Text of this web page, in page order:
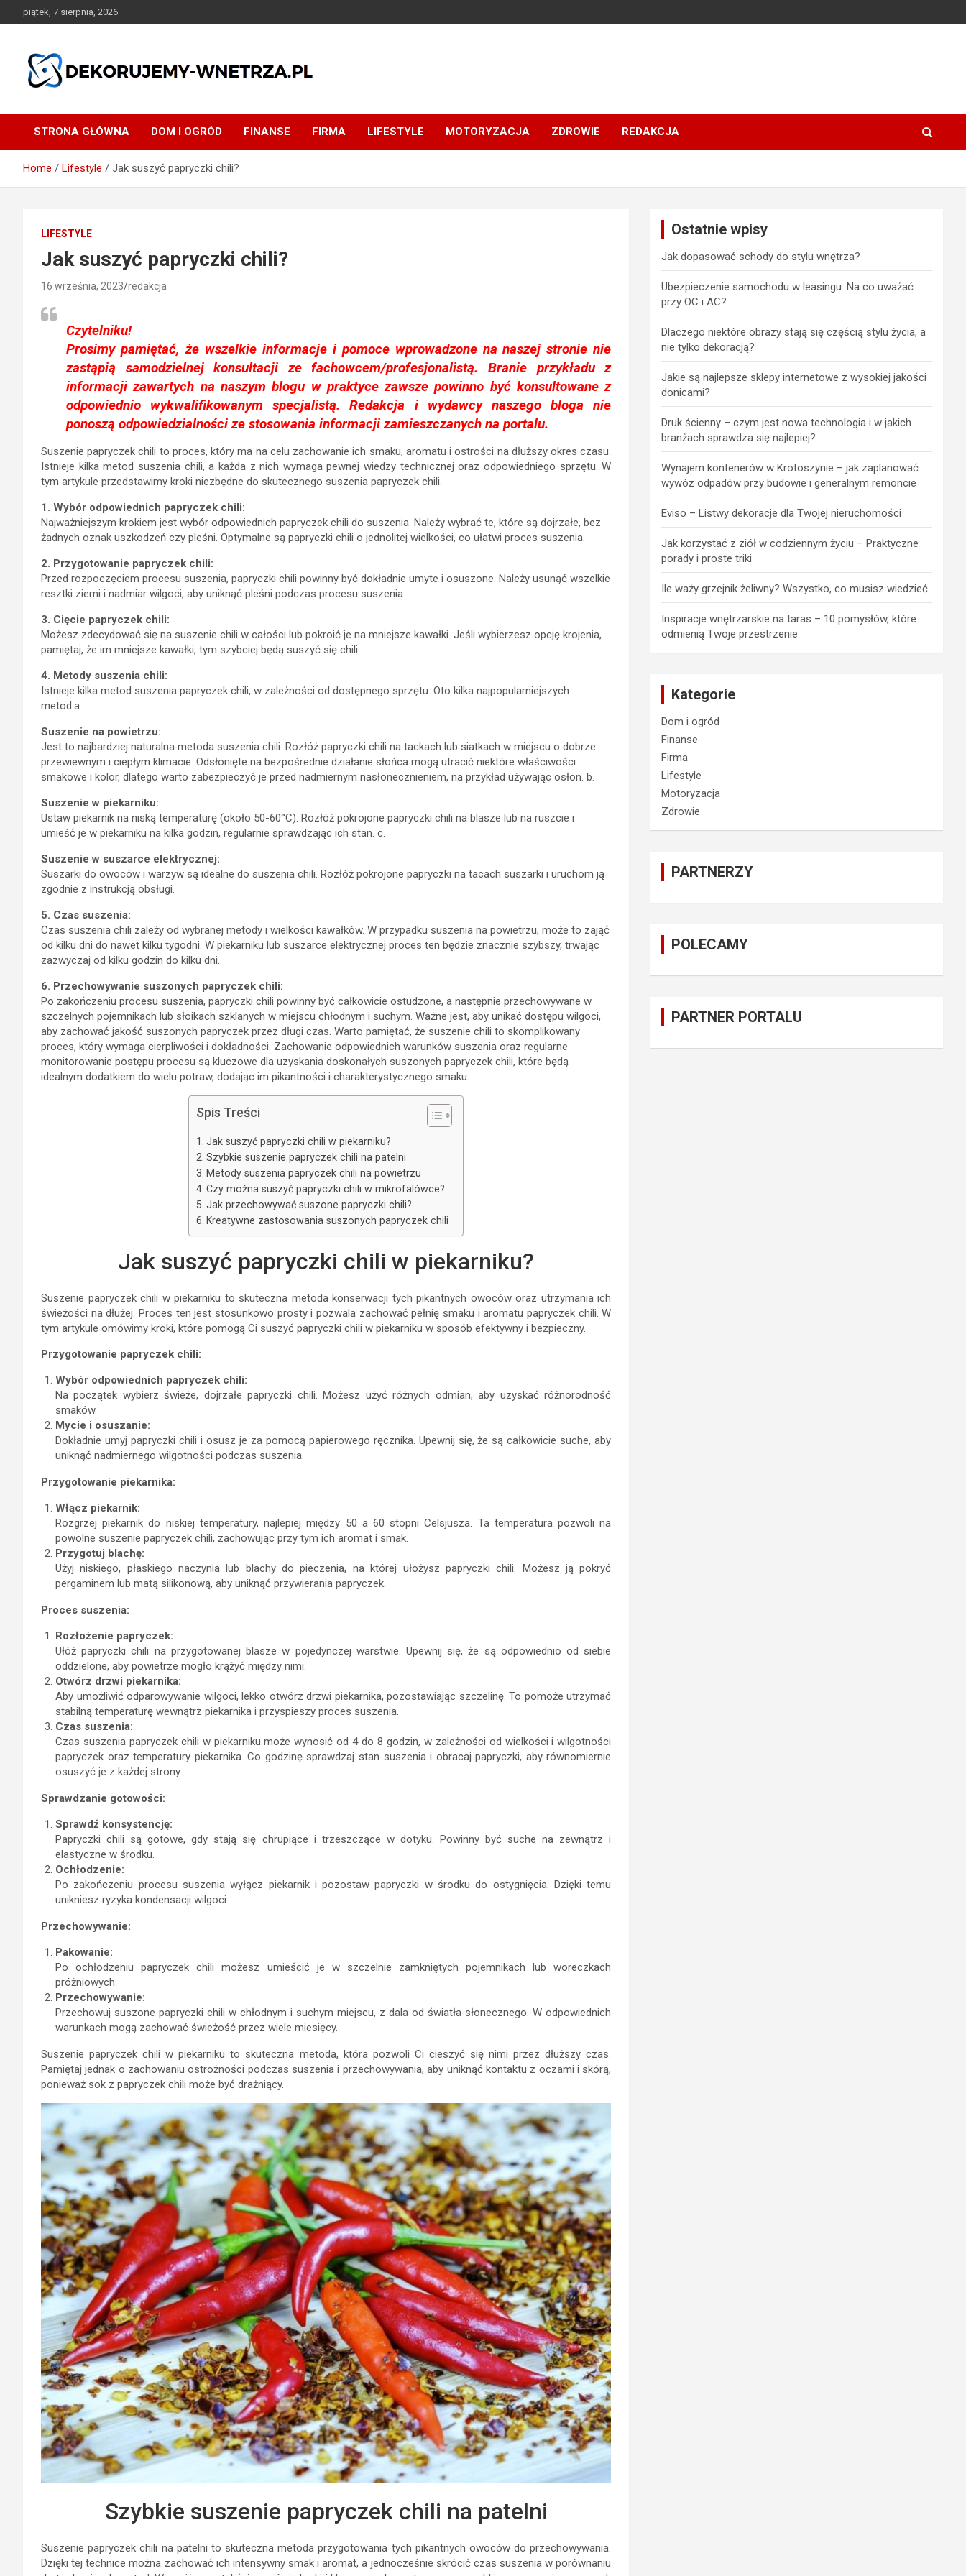
to
piątek, 7 sierpnia, 2026
dekorujemy-wnetrza.pl
STRONA GŁÓWNA DOM I OGRÓD FINANSE FIRMA LIFESTYLE MOTORYZACJA ZDROWIE REDAKCJA
Home Lifestyle Jak suszyć papryczki chili?
LIFESTYLE
Jak suszyć papryczki chili?
16 września, 2023 redakcja
Czytelniku!
Prosimy pamiętać, że wszelkie informacje i pomoce wprowadzone na naszej stronie nie
zastąpią samodzielnej konsultacji ze fachowcem/profesjonalistą. Branie przykładu z
informacji zawartych na naszym blogu w praktyce zawsze powinno być konsultowane z
odpowiednio wykwalifikowanym specjalistą. Redakcja i wydawcy naszego bloga nie
ponoszą odpowiedzialności ze stosowania informacji zamieszczanych na portalu.
Suszenie papryczek chili to proces, który ma na celu zachowanie ich smaku, aromatu i ostrości na dłuższy okres czasu.
Istnieje kilka metod suszenia chili, a każda z nich wymaga pewnej wiedzy technicznej oraz odpowiedniego sprzętu. W
tym artykule przedstawimy kroki niezbędne do skutecznego suszenia papryczek chili.
1. Wybór odpowiednich papryczek chili:
Najważniejszym krokiem jest wybór odpowiednich papryczek chili do suszenia. Należy wybrać te, które są dojrzałe, bez
żadnych oznak uszkodzeń czy pleśni. Optymalne są papryczki chili o jednolitej wielkości, co ułatwi proces suszenia.
2. Przygotowanie papryczek chili:
Przed rozpoczęciem procesu suszenia, papryczki chili powinny być dokładnie umyte i osuszone. Należy usunąć wszelkie
resztki ziemi i nadmiar wilgoci, aby uniknąć pleśni podczas procesu suszenia.
3. Cięcie papryczek chili:
Możesz zdecydować się na suszenie chili w całości lub pokroić je na mniejsze kawałki. Jeśli wybierzesz opcję krojenia,
pamiętaj, że im mniejsze kawałki, tym szybciej będą suszyć się chili.
4. Metody suszenia chili:
Istnieje kilka metod suszenia papryczek chili, w zależności od dostępnego sprzętu. Oto kilka najpopularniejszych
metod:a.
Suszenie na powietrzu:
Jest to najbardziej naturalna metoda suszenia chili. Rozłóż papryczki chili na tackach lub siatkach w miejscu o dobrze
przewiewnym i ciepłym klimacie. Odsłonięte na bezpośrednie działanie słońca mogą utracić niektóre właściwości
smakowe i kolor, dlatego warto zabezpieczyć je przed nadmiernym nasłonecznieniem, na przykład używając osłon. b.
Suszenie w piekarniku:
Ustaw piekarnik na niską temperaturę (około 50-60°C). Rozłóż pokrojone papryczki chili na blasze lub na ruszcie i
umieść je w piekarniku na kilka godzin, regularnie sprawdzając ich stan. c.
Suszenie w suszarce elektrycznej:
Suszarki do owoców i warzyw są idealne do suszenia chili. Rozłóż pokrojone papryczki na tacach suszarki i uruchom ją
zgodnie z instrukcją obsługi.
5. Czas suszenia:
Czas suszenia chili zależy od wybranej metody i wielkości kawałków. W przypadku suszenia na powietrzu, może to zająć
od kilku dni do nawet kilku tygodni. W piekarniku lub suszarce elektrycznej proces ten będzie znacznie szybszy, trwając
zazwyczaj od kilku godzin do kilku dni.
6. Przechowywanie suszonych papryczek chili:
Po zakończeniu procesu suszenia, papryczki chili powinny być całkowicie ostudzone, a następnie przechowywane w
szczelnych pojemnikach lub słoikach szklanych w miejscu chłodnym i suchym. Ważne jest, aby unikać dostępu wilgoci,
aby zachować jakość suszonych papryczek przez długi czas. Warto pamiętać, że suszenie chili to skomplikowany
proces, który wymaga cierpliwości i dokładności. Zachowanie odpowiednich warunków suszenia oraz regularne
monitorowanie postępu procesu są kluczowe dla uzyskania doskonałych suszonych papryczek chili, które będą
idealnym dodatkiem do wielu potraw, dodając im pikantności i charakterystycznego smaku.
Spis Treści
Jak suszyć papryczki chili w piekarniku?
Szybkie suszenie papryczek chili na patelni
Metody suszenia papryczek chili na powietrzu
Czy można suszyć papryczki chili w mikrofalówce?
Jak przechowywać suszone papryczki chili?
Kreatywne zastosowania suszonych papryczek chili
Jak suszyć papryczki chili w piekarniku?
Suszenie papryczek chili w piekarniku to skuteczna metoda konserwacji tych pikantnych owoców oraz utrzymania ich
świeżości na dłużej. Proces ten jest stosunkowo prosty i pozwala zachować pełnię smaku i aromatu papryczek chili. W
tym artykule omówimy kroki, które pomogą Ci suszyć papryczki chili w piekarniku w sposób efektywny i bezpieczny.
Przygotowanie papryczek chili:
Wybór odpowiednich papryczek chili:
Na początek wybierz świeże, dojrzałe papryczki chili. Możesz użyć różnych odmian, aby uzyskać różnorodność
smaków.
Mycie i osuszanie:
Dokładnie umyj papryczki chili i osusz je za pomocą papierowego ręcznika. Upewnij się, że są całkowicie suche, aby
uniknąć nadmiernego wilgotności podczas suszenia.
Przygotowanie piekarnika:
Włącz piekarnik:
Rozgrzej piekarnik do niskiej temperatury, najlepiej między 50 a 60 stopni Celsjusza. Ta temperatura pozwoli na
powolne suszenie papryczek chili, zachowując przy tym ich aromat i smak.
Przygotuj blachę:
Użyj niskiego, płaskiego naczynia lub blachy do pieczenia, na której ułożysz papryczki chili. Możesz ją pokryć
pergaminem lub matą silikonową, aby uniknąć przywierania papryczek.
Proces suszenia:
Rozłożenie papryczek:
Ułóż papryczki chili na przygotowanej blasze w pojedynczej warstwie. Upewnij się, że są odpowiednio od siebie
oddzielone, aby powietrze mogło krążyć między nimi.
Otwórz drzwi piekarnika:
Aby umożliwić odparowywanie wilgoci, lekko otwórz drzwi piekarnika, pozostawiając szczelinę. To pomoże utrzymać
stabilną temperaturę wewnątrz piekarnika i przyspieszy proces suszenia.
Czas suszenia:
Czas suszenia papryczek chili w piekarniku może wynosić od 4 do 8 godzin, w zależności od wielkości i wilgotności
papryczek oraz temperatury piekarnika. Co godzinę sprawdzaj stan suszenia i obracaj papryczki, aby równomiernie
osuszyć je z każdej strony.
Sprawdzanie gotowości:
Sprawdź konsystencję:
Papryczki chili są gotowe, gdy stają się chrupiące i trzeszczące w dotyku. Powinny być suche na zewnątrz i
elastyczne w środku.
Ochłodzenie:
Po zakończeniu procesu suszenia wyłącz piekarnik i pozostaw papryczki w środku do ostygnięcia. Dzięki temu
unikniesz ryzyka kondensacji wilgoci.
Przechowywanie:
Pakowanie:
Po ochłodzeniu papryczek chili możesz umieścić je w szczelnie zamkniętych pojemnikach lub woreczkach
próżniowych.
Przechowywanie:
Przechowuj suszone papryczki chili w chłodnym i suchym miejscu, z dala od światła słonecznego. W odpowiednich
warunkach mogą zachować świeżość przez wiele miesięcy.
Suszenie papryczek chili w piekarniku to skuteczna metoda, która pozwoli Ci cieszyć się nimi przez dłuższy czas.
Pamiętaj jednak o zachowaniu ostrożności podczas suszenia i przechowywania, aby uniknąć kontaktu z oczami i skórą,
ponieważ sok z papryczek chili może być drażniący.
Szybkie suszenie papryczek chili na patelni
Suszenie papryczek chili na patelni to skuteczna metoda przygotowania tych pikantnych owoców do przechowywania.
Dzięki tej technice można zachować ich intensywny smak i aromat, a jednocześnie skrócić czas suszenia w porównaniu
Ostatnie wpisy
Jak dopasować schody do stylu wnętrza?
Ubezpieczenie samochodu w leasingu. Na co uważać
przy OC i AC?
Dlaczego niektóre obrazy stają się częścią stylu życia, a
nie tylko dekoracją?
Jakie są najlepsze sklepy internetowe z wysokiej jakości
donicami?
Druk ścienny – czym jest nowa technologia i w jakich
branżach sprawdza się najlepiej?
Wynajem kontenerów w Krotoszynie – jak zaplanować
wywóz odpadów przy budowie i generalnym remoncie
Eviso – Listwy dekoracje dla Twojej nieruchomości
Jak korzystać z ziół w codziennym życiu – Praktyczne
porady i proste triki
Ile waży grzejnik żeliwny? Wszystko, co musisz wiedzieć
Inspiracje wnętrzarskie na taras – 10 pomysłów, które
odmienią Twoje przestrzenie
Kategorie
Dom i ogród
Finanse
Firma
Lifestyle
Motoryzacja
Zdrowie
PARTNERZY
POLECAMY
PARTNER PORTALU